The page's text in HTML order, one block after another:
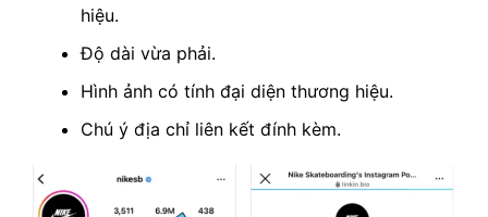
hiệu.
Độ dài vừa phải.
Hình ảnh có tính đại diện thương hiệu.
Chú ý địa chỉ liên kết đính kèm.